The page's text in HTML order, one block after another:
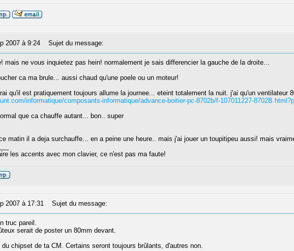
2007 à 9:24 Sujet du message:
mais ne vous inquietez pas hein! normalement je sais differencier la gauche de la droite...
ca ma brule... aussi chaud qu'une poele ou un moteur!
qu'il est pratiquement toujours allume la journee... eteint totalement la nuit. j'ai qu'un
informatique/composants-informatique/advance-boitier-pc-8702b/f-107011227-
que ca chauffe autant... bon.. super
matin il a deja surchauffe... en a peine une heure.. mais j'ai jouer un toupitipeu aussi! mais
les accents avec mon clavier, ce n'est pas ma faute!
2007 à 17:31 Sujet du message:
truc pareil.
serait de poster un 80mm devant.
chipset de ta CM. Certains seront toujours brûlants, d'autres non.